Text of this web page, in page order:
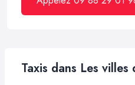
Taxis dans Les